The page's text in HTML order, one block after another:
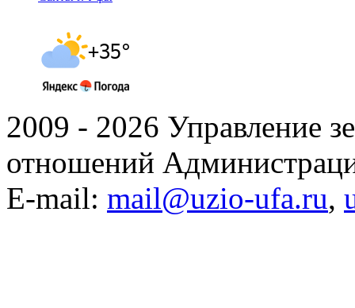
2009 - 2026 Управление
отношений
E-mail: mail@uzio-ufa.ru,